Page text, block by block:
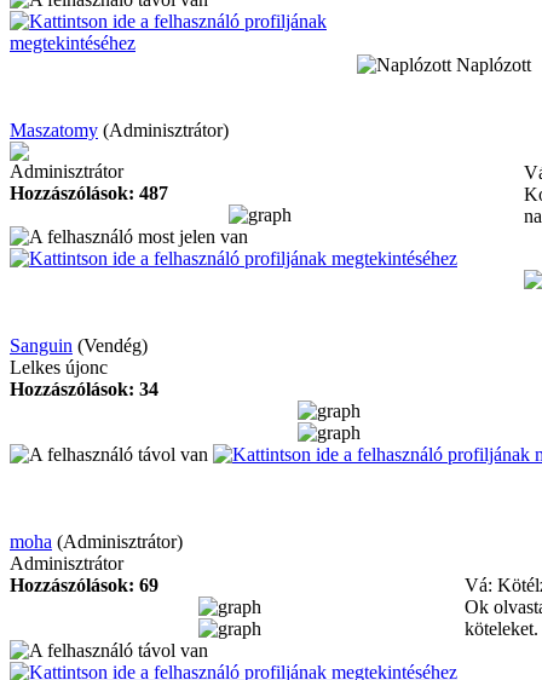
Naplózott
Maszatomy (Adminisztrátor)
Adminisztrátor
Hozzászólások: 487
Sanguin (Vendég)
Lelkes újonc
Hozzászólások: 34
moha (Adminisztrátor)
Adminisztrátor
Hozzászólások: 69
Vá:
Ok
köteleket.